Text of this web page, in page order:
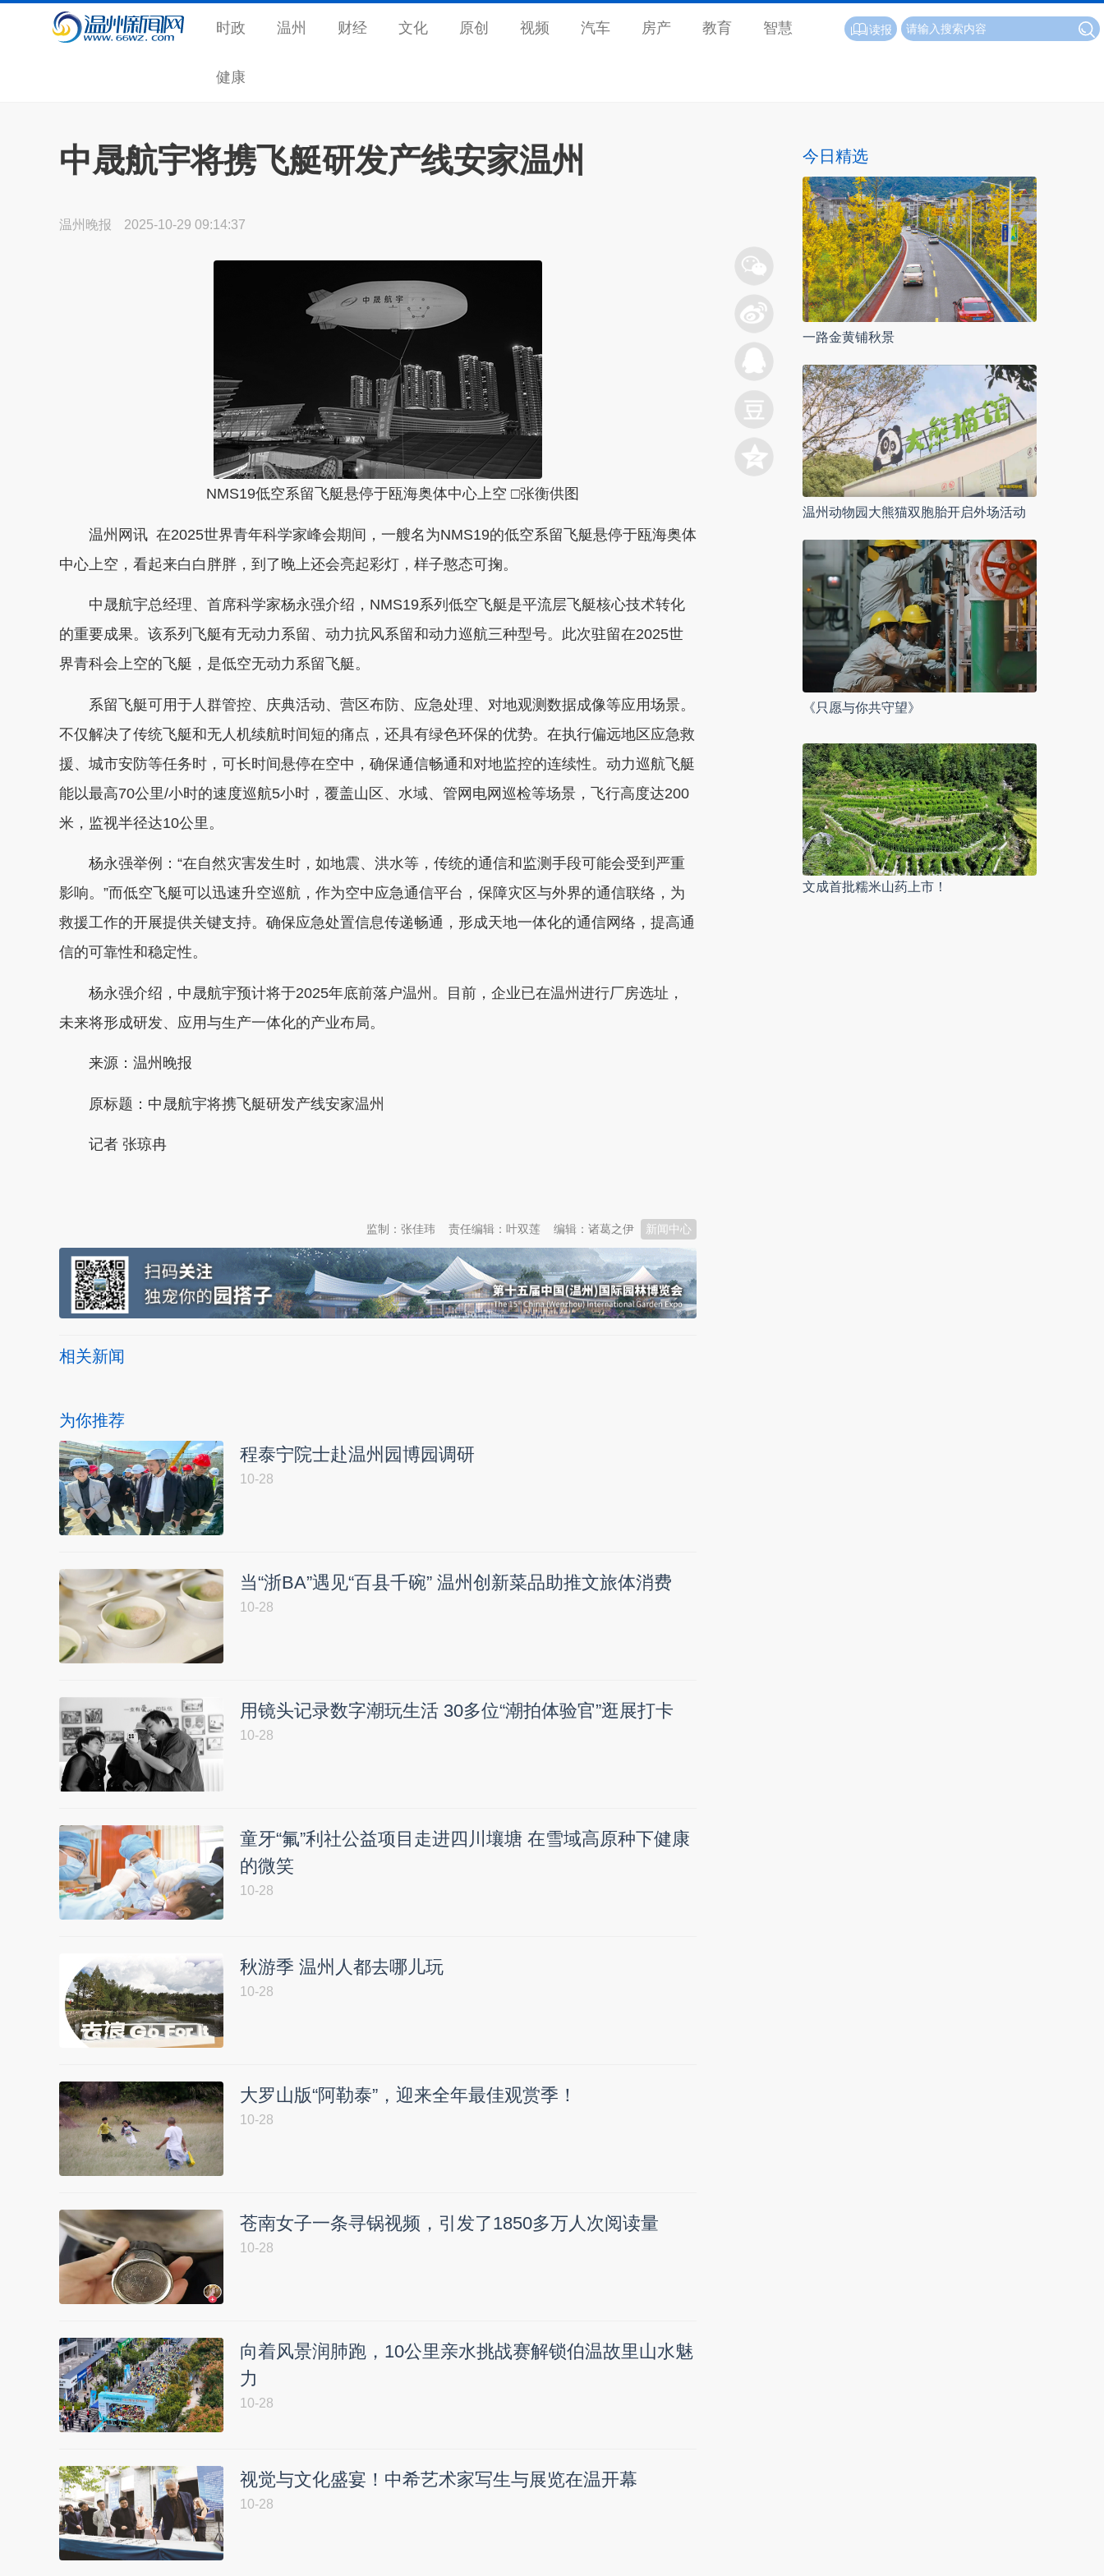
时政 温州 财经 文化 原创 视频 汽车 房产 教育 智慧
健康
读报
中晟航宇将携飞艇研发产线安家温州
温州晚报 2025-10-29 09:14:37
NMS19低空系留飞艇悬停于瓯海奥体中心上空 □张衡供图
温州网讯 在2025世界青年科学家峰会期间，一艘名为NMS19的低空系留飞艇悬停于瓯海奥体
中心上空，看起来白白胖胖，到了晚上还会亮起彩灯，样子憨态可掬。
中晟航宇总经理、首席科学家杨永强介绍，NMS19系列低空飞艇是平流层飞艇核心技术转化
的重要成果。该系列飞艇有无动力系留、动力抗风系留和动力巡航三种型号。此次驻留在2025世
界青科会上空的飞艇，是低空无动力系留飞艇。
系留飞艇可用于人群管控、庆典活动、营区布防、应急处理、对地观测数据成像等应用场景。
不仅解决了传统飞艇和无人机续航时间短的痛点，还具有绿色环保的优势。在执行偏远地区应急救
援、城市安防等任务时，可长时间悬停在空中，确保通信畅通和对地监控的连续性。动力巡航飞艇
能以最高70公里/小时的速度巡航5小时，覆盖山区、水域、管网电网巡检等场景，飞行高度达200
米，监视半径达10公里。
杨永强举例：“在自然灾害发生时，如地震、洪水等，传统的通信和监测手段可能会受到严重
影响。”而低空飞艇可以迅速升空巡航，作为空中应急通信平台，保障灾区与外界的通信联络，为
救援工作的开展提供关键支持。确保应急处置信息传递畅通，形成天地一体化的通信网络，提高通
信的可靠性和稳定性。
杨永强介绍，中晟航宇预计将于2025年底前落户温州。目前，企业已在温州进行厂房选址，
未来将形成研发、应用与生产一体化的产业布局。
来源：温州晚报
原标题：中晟航宇将携飞艇研发产线安家温州
记者 张琼冉
新闻中心
编辑：诸葛之伊
责任编辑：叶双莲
监制：张佳玮
相关新闻
为你推荐
程泰宁院士赴温州园博园调研
10-28
当“浙BA”遇见“百县千碗” 温州创新菜品助推文旅体消费
10-28
用镜头记录数字潮玩生活 30多位“潮拍体验官”逛展打卡
10-28
童牙“氟”利社公益项目走进四川壤塘 在雪域高原种下健康
的微笑
10-28
秋游季 温州人都去哪儿玩
10-28
大罗山版“阿勒泰”，迎来全年最佳观赏季！
10-28
苍南女子一条寻锅视频，引发了1850多万人次阅读量
10-28
向着风景润肺跑，10公里亲水挑战赛解锁伯温故里山水魅
力
10-28
视觉与文化盛宴！中希艺术家写生与展览在温开幕
10-28
今日精选
一路金黄铺秋景
温州动物园大熊猫双胞胎开启外场活动
《只愿与你共守望》
文成首批糯米山药上市！